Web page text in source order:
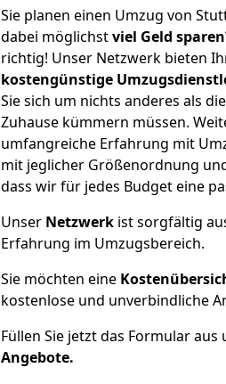
Sie planen einen Umzug von
dabei möglichstviel Geld
richtig! Unser Netzwerk bieten
kostengünstige
Sie sich um nichts anderes als
Zuhause kümmern müssen.
umfangreiche Erfahrung mit
mit jeglicher Größenordnung
dass wir für jedes Budget eine
Unser Netzwerk ist sorgfältig
Erfahrung im Umzugsbereich.
Sie möchten eine
kostenlose und unverbindliche
Füllen Sie jetzt das Formular aus
Angebote.